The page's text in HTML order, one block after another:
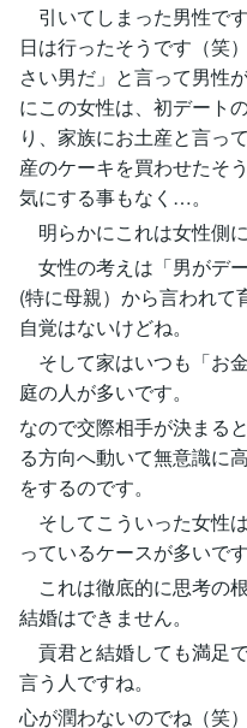
引いてしまった男性で
日は行ったそうです（
さい男だ」と言って男性
にこの女性は、初デート
り、家族にお土産と言っ
産のケーキを買わせたそ
気にする事もなく…。
明らかにこれは女性側
女性の考えは「男がデ
(特に母親）から言われて
自覚はないけどね。
そして家はいつも「お
庭の人が多いです。
なので交際相手が決まる
る方向へ動いて無意識に
をするのです。
そしてこういった女性
っているケースが多いです
これは徹底的に思考の
結婚はできません。
貢君と結婚しても満足
言う人ですね。
心が潤わないのでね（笑）